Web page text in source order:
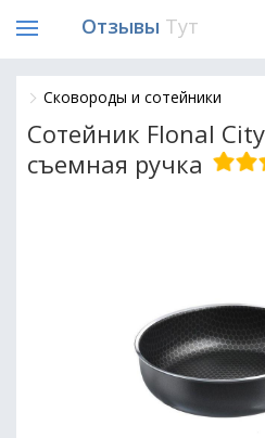
Отзывы Тут
Сковороды и сотейники
Сотейник Flonal
съемная ручка